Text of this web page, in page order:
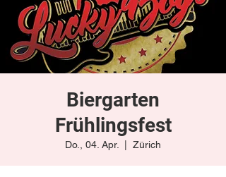
Biergarten
Frühlingsfest
Do., 04. Apr. Zürich